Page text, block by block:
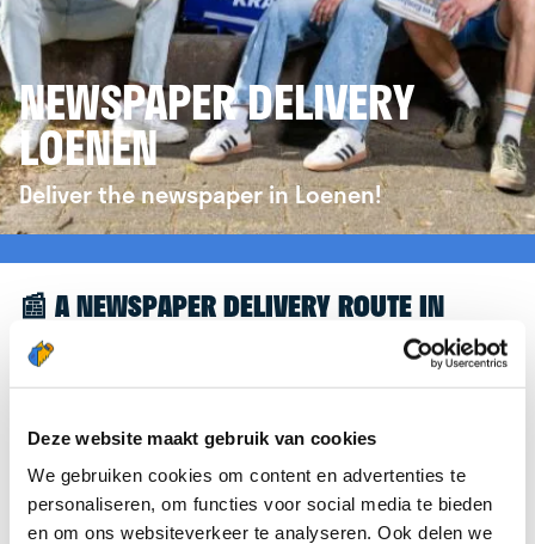
Deze website maakt gebruik van cookies
We gebruiken cookies om content en advertenties te
personaliseren, om functies voor social media te bieden
en om ons websiteverkeer te analyseren. Ook delen we
NEWSPAPER DELIVERY
LOENEN
Deliver the newspaper in Loenen!
📰 A NEWSPAPER DELIVERY ROUTE IN
LOENEN
Great to see you're interested in a newspaper
like to refer you to thekrantenbezorgen.nl
website. There, you can easily sign up to deliver
newspapers in Loenen.